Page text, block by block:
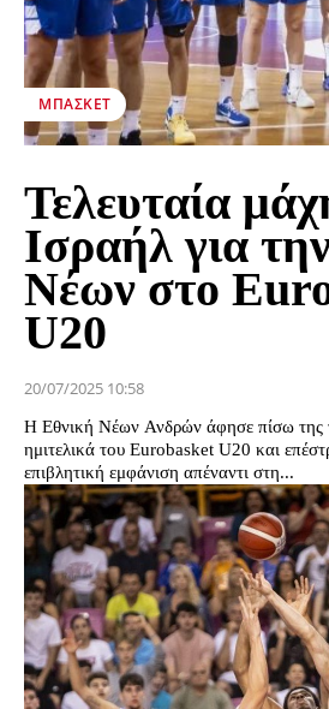
ΜΠΆΣΚΕΤ
Τελευταία
Ισραήλ για
Νέων στο
U20
20/07/2025 10:58
Η Εθνική Νέων Ανδρών άφησε πίσω της
ημιτελικά του Eurobasket U20 και
επιβλητική εμφάνιση απέναντι στη...